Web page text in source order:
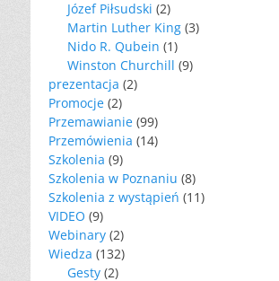
Józef Piłsudski (2)
Martin Luther King (3)
Nido R. Qubein (1)
Winston Churchill (9)
prezentacja (2)
Promocje (2)
Przemawianie (99)
Przemówienia (14)
Szkolenia (9)
Szkolenia w Poznaniu (8)
Szkolenia z wystąpień (11)
VIDEO (9)
Webinary (2)
Wiedza (132)
Gesty (2)